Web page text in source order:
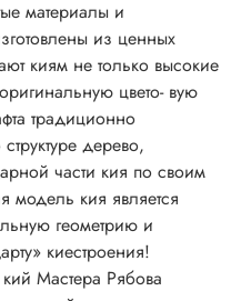
материалы и
из ценных
киям не только высокие
цвето- вую
традиционно
дерево,
части кия по своим
модель кия является
геометрию и
киестроения!
Мастера Рябова